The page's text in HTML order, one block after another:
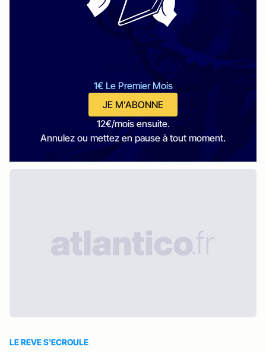
1€ Le Premier Mois
JE M'ABONNE
12€/mois ensuite.
Annulez ou mettez en pause à tout moment.
LE REVE S'ECROULE